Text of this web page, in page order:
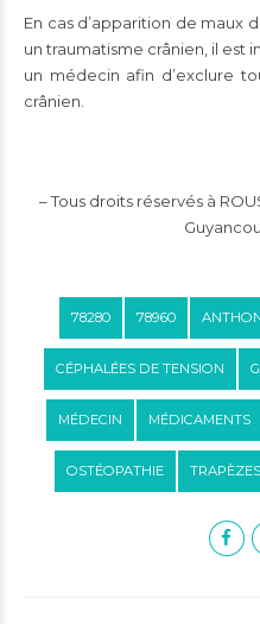
En cas d’apparition de maux
un traumatisme crânien, il est
un médecin afin d’exclure
crânien.
– Tous droits réservés à
78280 78960
CÉPHALÉES DE TENSION
MÉDECIN MÉDICAMENTS
OSTÉOPATHIE TRAPÈZES